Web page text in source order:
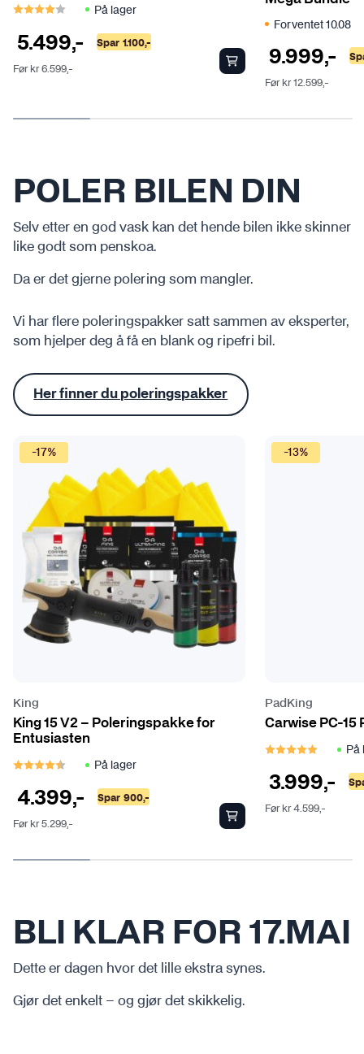
Karakter: 4.0 av 5 mulige
På lager
5.499,- Spar 1.100,-
Førkr6.599,-
Forventet 10.08
9.999,-
Førkr12.599,-
POLER BILEN DIN
Selv etter en god vask kan det hende bilen ikke skinner
like godt som penskoa.
Da er det gjerne polering som mangler.
Vi har flere poleringspakker satt sammen av eksperter,
som hjelper deg å få en blank og ripefri bil.
Her finner du poleringspakker
-17%
King
King 15 V2 – Poleringspakke for
Entusiasten
Karakter: 4.8 av 5 mulige
På lager
4.399,- Spar 900,-
Førkr5.299,-
-13%
PadKing
Carwise PC-
Karakter: 5.0
På
3.999,-
Førkr4.599,-
BLI KLAR FOR 17.MAI
Dette er dagen hvor det lille ekstra synes.
Gjør det enkelt – og gjør det skikkelig.